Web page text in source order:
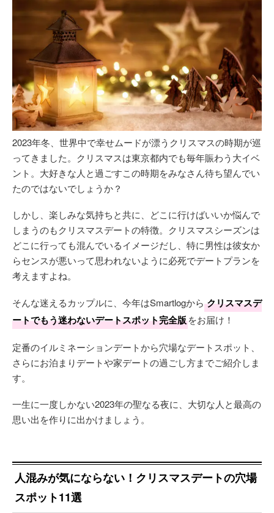
2023年冬、世界中で幸せムードが漂うクリスマスの時期が巡
ってきました。クリスマスは東京都内でも毎年賑わう大イベ
ント。大好きな人と過ごすこの時期をみなさん待ち望んでい
たのではないでしょうか？
しかし、楽しみな気持ちと共に、どこに行けばいいか悩んで
しまうのもクリスマスデートの特徴。クリスマスシーズンは
どこに行っても混んでいるイメージだし、特に男性は彼女か
らセンスが悪いって思われないように必死でデートプランを
考えますよね。
そんな迷えるカップルに、今年はSmartlogから クリスマスデ
ートでもう迷わないデートスポット完全版をお届け！
定番のイルミネーションデートから穴場なデートスポット、
さらにお泊まりデートや家デートの過ごし方までご紹介しま
す。
一生に一度しかない2023年の聖なる夜に、大切な人と最高の
思い出を作りに出かけましょう。
人混みが気にならない！クリスマスデートの穴場
スポット11選